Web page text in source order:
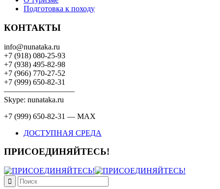
Подготовка к походу
КОНТАКТЫ
info@nunataka.ru
+7 (918) 080-25-93
+7 (938) 495-82-98
+7 (966) 770-27-52
+7 (999) 650-82-31
—————————
Skype: nunataka.ru
+7 (999) 650-82-31 — MAX
ДОСТУПНАЯ СРЕДА
ПРИСОЕДИНЯЙТЕСЬ!